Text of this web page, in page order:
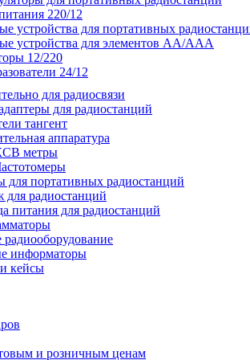
220/12
устройства для портативных
устройства для элементов АА/ААА
12/220
24/12
для радиосвязи
для радиостанций
тангент
аппаратура
метры
для портативных радиостанций
для радиостанций
питания для радиостанций
радиооборудование
информаторы
кейсы
и розничным ценам